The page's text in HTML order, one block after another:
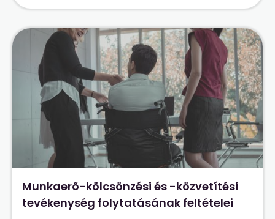
Munkaerő-kölcsönzési és -közvetítési
tevékenység folytatásának feltételei